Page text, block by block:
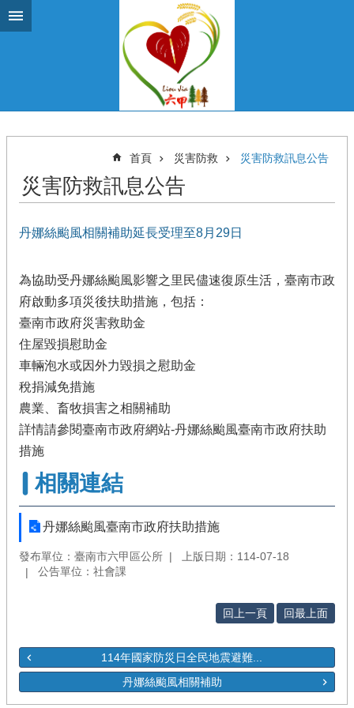
跳到主要內容區塊
首頁 災害防救 災害防救訊息公告
災害防救訊息公告
丹娜絲颱風相關補助延長受理至8月29日
為協助受丹娜絲颱風影響之里民儘速復原生活，臺南市政
府啟動多項災後扶助措施，包括：
臺南市政府災害救助金
住屋毀損慰助金
車輛泡水或因外力毀損之慰助金
稅捐減免措施
農業、畜牧損害之相關補助
詳情請參閱臺南市政府網站-丹娜絲颱風臺南市政府扶助
措施
相關連結
丹娜絲颱風臺南市政府扶助措施
發布單位：臺南市六甲區公所
上版日期：114-07-18
公告單位：社會課
回上一頁 回最上面
114年國家防災日全民地震避難...
丹娜絲颱風相關補助